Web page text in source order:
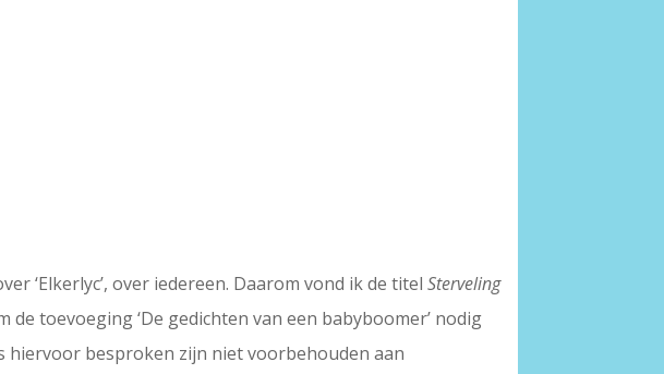
‘Elkerlyc’, over iedereen. Daarom vond ik de titelSterveling
toevoeging ‘De gedichten van een babyboomer’ nodig
hiervoor besproken zijn niet voorbehouden aan